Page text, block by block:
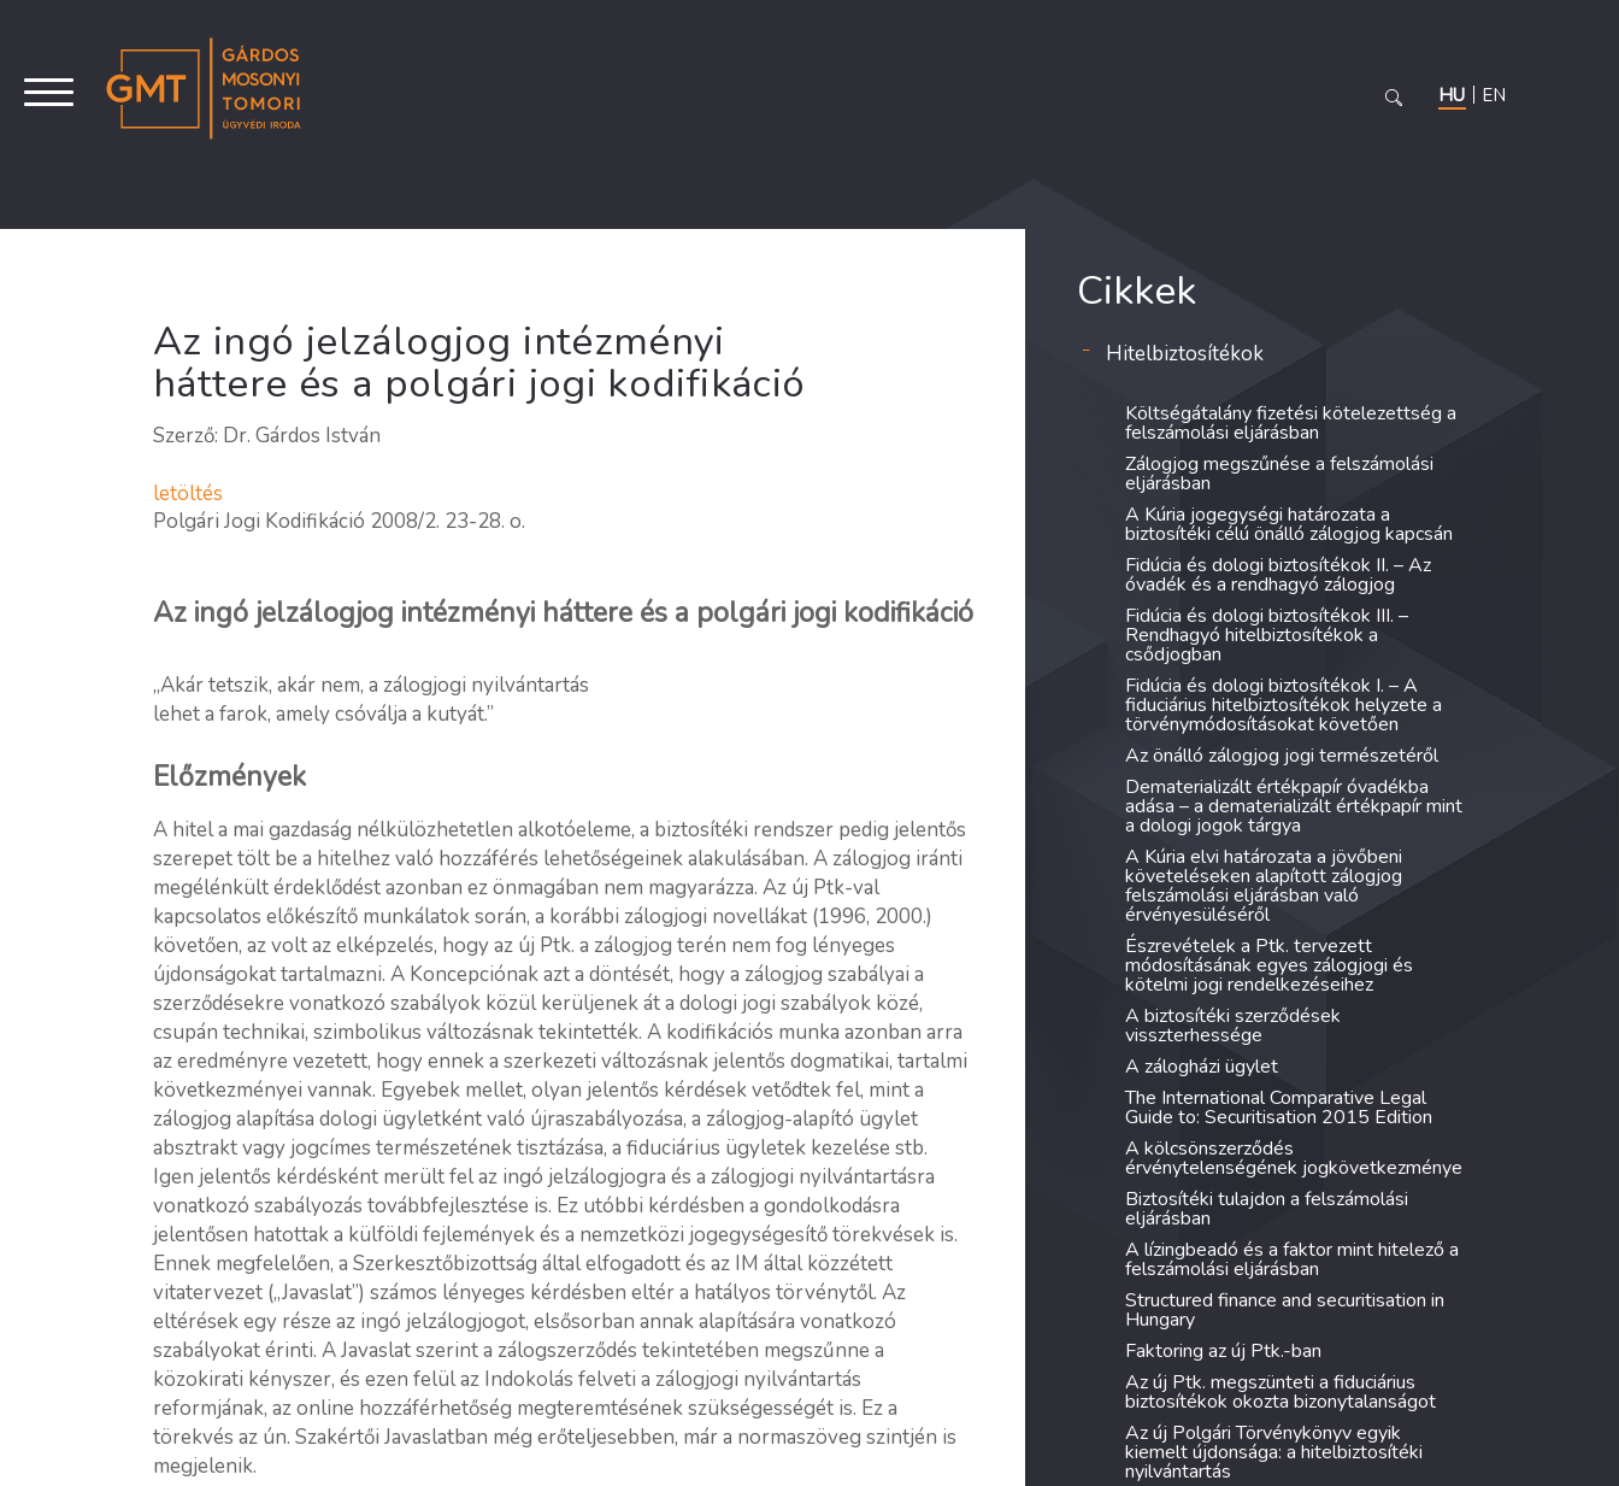
HU EN
Az ingó jelzálogjog intézményi
háttere és a polgári jogi kodifikáció
Szerző: Dr. Gárdos István
letöltés
Polgári Jogi Kodifikáció 2008/2. 23-28. o.
Az ingó jelzálogjog intézményi háttere és a polgári jogi kodifikáció
„Akár tetszik, akár nem, a zálogjogi nyilvántartás
lehet a farok, amely csóválja a kutyát.”
Előzmények
A hitel a mai gazdaság nélkülözhetetlen alkotóeleme, a biztosítéki rendszer pedig jelentős
szerepet tölt be a hitelhez való hozzáférés lehetőségeinek alakulásában. A zálogjog iránti
megélénkült érdeklődést azonban ez önmagában nem magyarázza. Az új Ptk-val
kapcsolatos előkészítő munkálatok során, a korábbi zálogjogi novellákat (1996, 2000.)
követően, az volt az elképzelés, hogy az új Ptk. a zálogjog terén nem fog lényeges
újdonságokat tartalmazni. A Koncepciónak azt a döntését, hogy a zálogjog szabályai a
szerződésekre vonatkozó szabályok közül kerüljenek át a dologi jogi szabályok közé,
csupán technikai, szimbolikus változásnak tekintették. A kodifikációs munka azonban arra
az eredményre vezetett, hogy ennek a szerkezeti változásnak jelentős dogmatikai, tartalmi
következményei vannak. Egyebek mellet, olyan jelentős kérdések vetődtek fel, mint a
zálogjog alapítása dologi ügyletként való újraszabályozása, a zálogjog-alapító ügylet
absztrakt vagy jogcímes természetének tisztázása, a fiduciárius ügyletek kezelése stb.
Igen jelentős kérdésként merült fel az ingó jelzálogjogra és a zálogjogi nyilvántartásra
vonatkozó szabályozás továbbfejlesztése is. Ez utóbbi kérdésben a gondolkodásra
jelentősen hatottak a külföldi fejlemények és a nemzetközi jogegységesítő törekvések is.
Ennek megfelelően, a Szerkesztőbizottság által elfogadott és az IM által közzétett
vitatervezet („Javaslat”) számos lényeges kérdésben eltér a hatályos törvénytől. Az
eltérések egy része az ingó jelzálogjogot, elsősorban annak alapítására vonatkozó
szabályokat érinti. A Javaslat szerint a zálogszerződés tekintetében megszűnne a
közokirati kényszer, és ezen felül az Indokolás felveti a zálogjogi nyilvántartás
reformjának, az online hozzáférhetőség megteremtésének szükségességét is. Ez a
törekvés az ún. Szakértői Javaslatban még erőteljesebben, már a normaszöveg szintjén is
megjelenik.
Cikkek
Hitelbiztosítékok
Költségátalány fizetési kötelezettség a
felszámolási eljárásban
Zálogjog megszűnése a felszámolási
eljárásban
A Kúria jogegységi határozata a
biztosítéki célú önálló zálogjog kapcsán
Fidúcia és dologi biztosítékok II. – Az
óvadék és a rendhagyó zálogjog
Fidúcia és dologi biztosítékok III. –
Rendhagyó hitelbiztosítékok a
csődjogban
Fidúcia és dologi biztosítékok I. – A
fiduciárius hitelbiztosítékok helyzete a
törvénymódosításokat követően
Az önálló zálogjog jogi természetéről
Dematerializált értékpapír óvadékba
adása – a dematerializált értékpapír mint
a dologi jogok tárgya
A Kúria elvi határozata a jövőbeni
követeléseken alapított zálogjog
felszámolási eljárásban való
érvényesüléséről
Észrevételek a Ptk. tervezett
módosításának egyes zálogjogi és
kötelmi jogi rendelkezéseihez
A biztosítéki szerződések
visszterhessége
A zálogházi ügylet
The International Comparative Legal
Guide to: Securitisation 2015 Edition
A kölcsönszerződés
érvénytelenségének jogkövetkezménye
Biztosítéki tulajdon a felszámolási
eljárásban
A lízingbeadó és a faktor mint hitelező a
felszámolási eljárásban
Structured finance and securitisation in
Hungary
Faktoring az új Ptk.-ban
Az új Ptk. megszünteti a fiduciárius
biztosítékok okozta bizonytalanságot
Az új Polgári Törvénykönyv egyik
kiemelt újdonsága: a hitelbiztosítéki
nyilvántartás